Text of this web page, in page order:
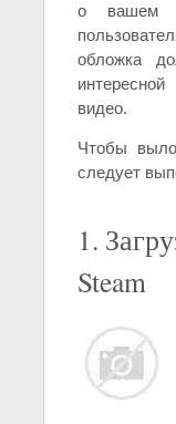
о вашем
обложка
видео.
Чтобы
следует
1.
Steam